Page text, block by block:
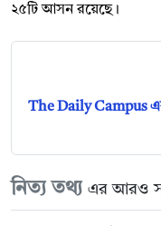
২৫টি আসন রয়েছে।
The Daily Campus
নিত্য তথ্য এর আরও